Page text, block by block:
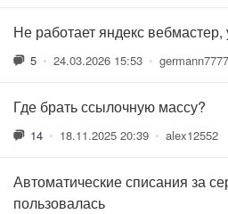
Не работает яндекс вебмастер,
5 • 24.03.2026 15:53 •
Где брать ссылочную массу?
14 • 18.11.2025 20:39 • alex12552
Автоматические списания за
пользовалась